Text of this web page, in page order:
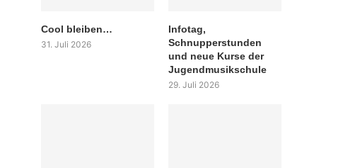
Cool bleiben…
31. Juli 2026
Infotag,
Schnupperstunden
und neue Kurse der
Jugendmusikschule
29. Juli 2026